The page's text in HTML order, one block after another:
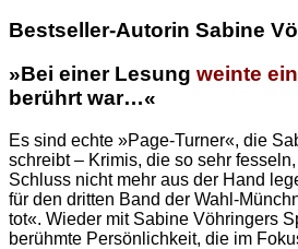
Bestseller-Autorin Sabine
»Bei einer Lesung weinte
berührt war…«
Es sind echte »Page-Turner«, die
schreibt – Krimis, die so sehr
Schluss nicht mehr aus der Hand
für den dritten Band der Wahl-
tot«. Wieder mit Sabine Vöhringers
berühmte Persönlichkeit, die im